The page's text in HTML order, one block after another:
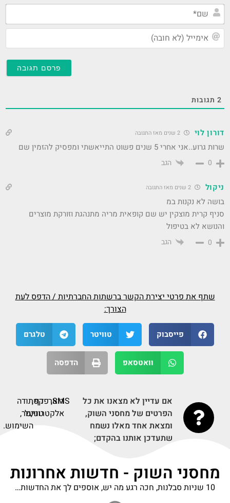
2 תגובות
דורון לוי 2 שנים מאז התגובה
שרות גרוע..אני אחרי 5 שנים פשוט התייאשתי ומפסיק להזמין שם
0 הגב
ניקול 2 שנים מאז התגובה
בושה לא נקנות במ
סניף קרית מוצקין יש שם קופאית מריה מתנהגת וזורקת מוצרים
והנושא לא בטיפול
0 הגב
שתף את פרטי יצירת הקשר ברשתות החברתיות / הדפס לעת
הצורך:
פייסבוק טוויטר טלגרם
וואטסאפ הדפסה
אם עדיין לא מצאנו את כל
הפרטים של מחסני השוק,
ומצאת אחד מאלו נשמח
שתעדכן אותנו בהקדם;
SMS,
דואר
אלקטרוני,
פקס,
דף
טוויטר,
תודה
על
השימוש.
מחסני השוק - חדשות אחרונות
10 שניות סבלנות, חכה רגע מה יש, אוספים לך את החדשות…